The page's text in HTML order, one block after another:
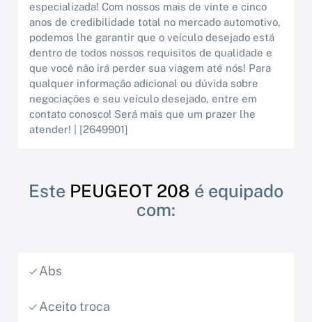
especializada! Com nossos mais de vinte e cinco
anos de credibilidade total no mercado automotivo,
podemos lhe garantir que o veículo desejado está
dentro de todos nossos requisitos de qualidade e
que você não irá perder sua viagem até nós! Para
qualquer informação adicional ou dúvida sobre
negociações e seu veículo desejado, entre em
contato conosco! Será mais que um prazer lhe
atender! | [2649901]
Este PEUGEOT 208 é equipado
com:
Abs
Aceito troca